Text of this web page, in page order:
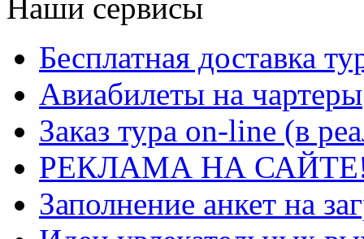
Наши сервисы
Бесплатная доставка
Авиабилеты на чартеры
Заказ тура on-line (в
РЕКЛАМА НА
Заполнение анкет на